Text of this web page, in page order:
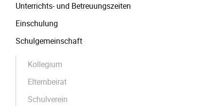
überspringen
Unterrichts- und Betreuungszeiten
Einschulung
Schulgemeinschaft
Kollegium
Elternbeirat
Schulverein